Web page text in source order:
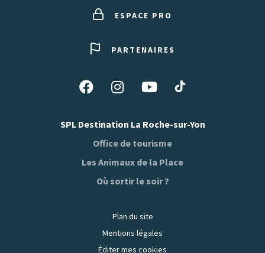
ESPACE PRO
PARTENAIRES
Suivez-
sur
Facebook
Suivez-
sur
Instagram
Suivez-
sur
Youtube
Suivez-
sur
SPL Destination La Roche-sur-Yon
Office de tourisme
Les Animaux de la Place
Où sortir le soir ?
Plan du site
Mentions légales
Éditer mes cookies